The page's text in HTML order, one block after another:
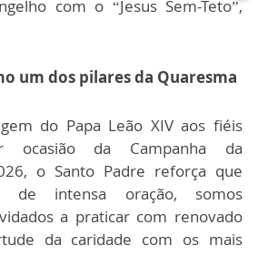
com o “Jesus Sem-Teto”,
um dos pilares da Quaresma
do Papa Leão XIV aos fiéis
ocasião da Campanha da
o Santo Padre reforça que
de intensa oração, somos
a praticar com renovado
da caridade com os mais